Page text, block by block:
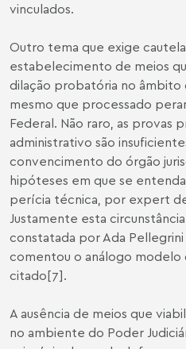
vinculados.
Outro tema que exige cautela
estabelecimento de meios
dilação probatória no âmbito
mesmo que processado
Federal. Não raro, as provas
administrativo são
convencimento do órgão
hipóteses em que se
perícia técnica, por expert
Justamente esta
constatada por Ada
comentou o análogo modelo
citado[7].
A ausência de meios que
no ambiente do Poder